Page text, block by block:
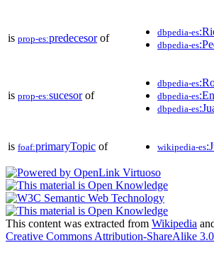
is prop-es:predecesorof dbpedia-es
dbpedia-es
is prop-es:sucesorof
dbpedia-es
dbpedia-es
dbpedia-es
is foaf:primaryTopic of wikipedia-es
This content was extracted from Wikipedia
Creative Commons Attribution-ShareAlike